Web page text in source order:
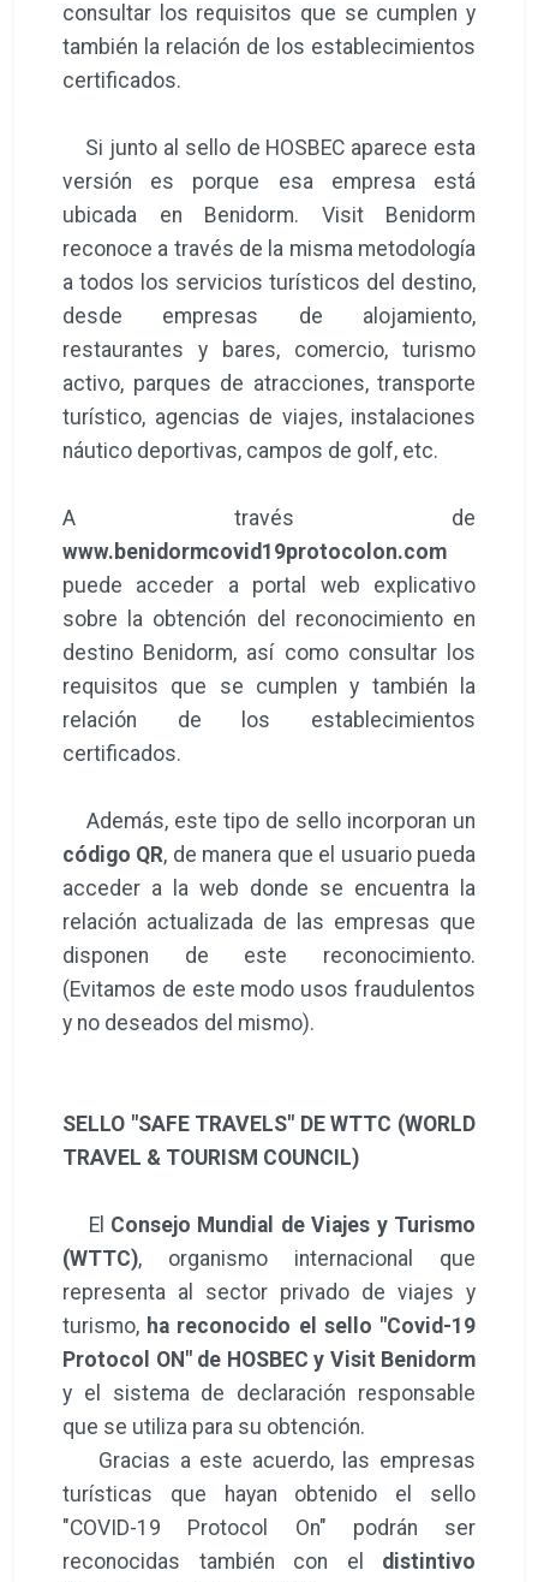
consultar los requisitos que se cumplen y
también la relación de los establecimientos
certificados.
Si junto al sello de HOSBEC aparece esta
versión es porque esa empresa está
ubicada en Benidorm. Visit Benidorm
reconoce a través de la misma metodología
a todos los servicios turísticos del destino,
desde empresas de alojamiento,
restaurantes y bares, comercio, turismo
activo, parques de atracciones, transporte
turístico, agencias de viajes, instalaciones
náutico deportivas, campos de golf, etc.
A través de
www.benidormcovid19protocolon.com
puede acceder a portal web explicativo
sobre la obtención del reconocimiento en
destino Benidorm, así como consultar los
requisitos que se cumplen y también la
relación de los establecimientos
certificados.
Además, este tipo de sello incorporan un
código QR, de manera que el usuario pueda
acceder a la web donde se encuentra la
relación actualizada de las empresas que
disponen de este reconocimiento.
(Evitamos de este modo usos fraudulentos
y no deseados del mismo).
SELLO "SAFE TRAVELS" DE WTTC (WORLD
TRAVEL & TOURISM COUNCIL)
El Consejo Mundial de Viajes y Turismo
(WTTC), organismo internacional que
representa al sector privado de viajes y
turismo, ha reconocido el sello "Covid-19
Protocol ON" de HOSBEC y Visit Benidorm
y el sistema de declaración responsable
que se utiliza para su obtención.
Gracias a este acuerdo, las empresas
turísticas que hayan obtenido el sello
"COVID-19 Protocol On" podrán ser
reconocidas también con el
distintivo